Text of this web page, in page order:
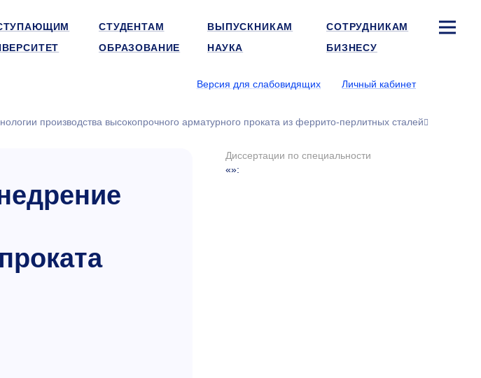
СТУДЕНТАМ ВЫПУСКНИКАМ
СОТРУДНИКАМ
ОБРАЗОВАНИЕ НАУКА БИЗНЕСУ
Версия для слабовидящих Личный кабинет
производства высокопрочного арматурного проката из феррито-перлитных сталей
Диссертации по специальности
«»: